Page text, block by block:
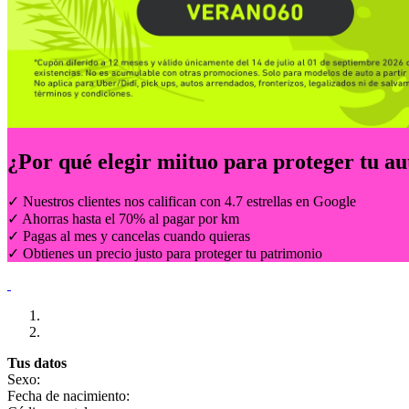
¿Por qué elegir miituo para proteger tu
✓ Nuestros clientes nos califican con 4.7 estrellas en Google
✓ Ahorras hasta el 70% al pagar por km
✓ Pagas al mes y cancelas cuando quieras
✓ Obtienes un precio justo para proteger tu patrimonio
Tus datos
Sexo:
Fecha de nacimiento: